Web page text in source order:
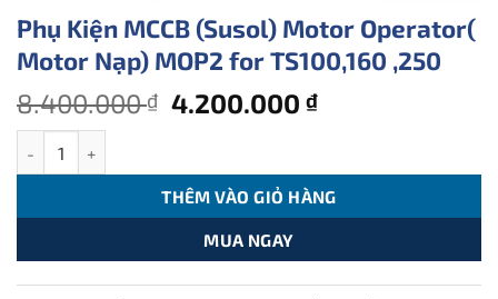
Phụ Kiện MCCB (Susol) Motor Operator(
Motor Nạp) MOP2 for TS100,160 ,250
8.400.000₫ Giá
8.400.000 ₫.
4.200.000₫Giá
là:
4.200.000 ₫.
THÊM VÀO GIỎ HÀNG
MUA NGAY